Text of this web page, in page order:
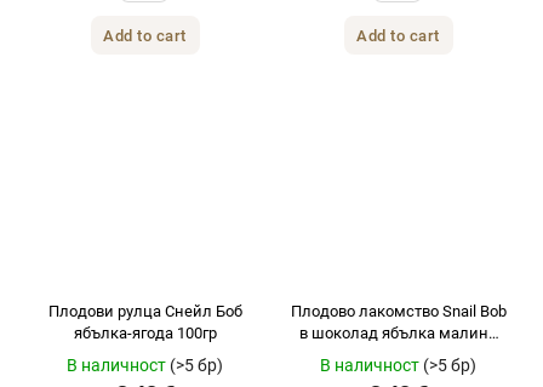
Add to cart Add to cart
Плодови рулца Снейл Боб
ябълка-ягода 100гр
В наличност (>5 бр)
Плодово лакомство Snail Bob
в шоколад ябълка малина
В наличност (>5 бр)